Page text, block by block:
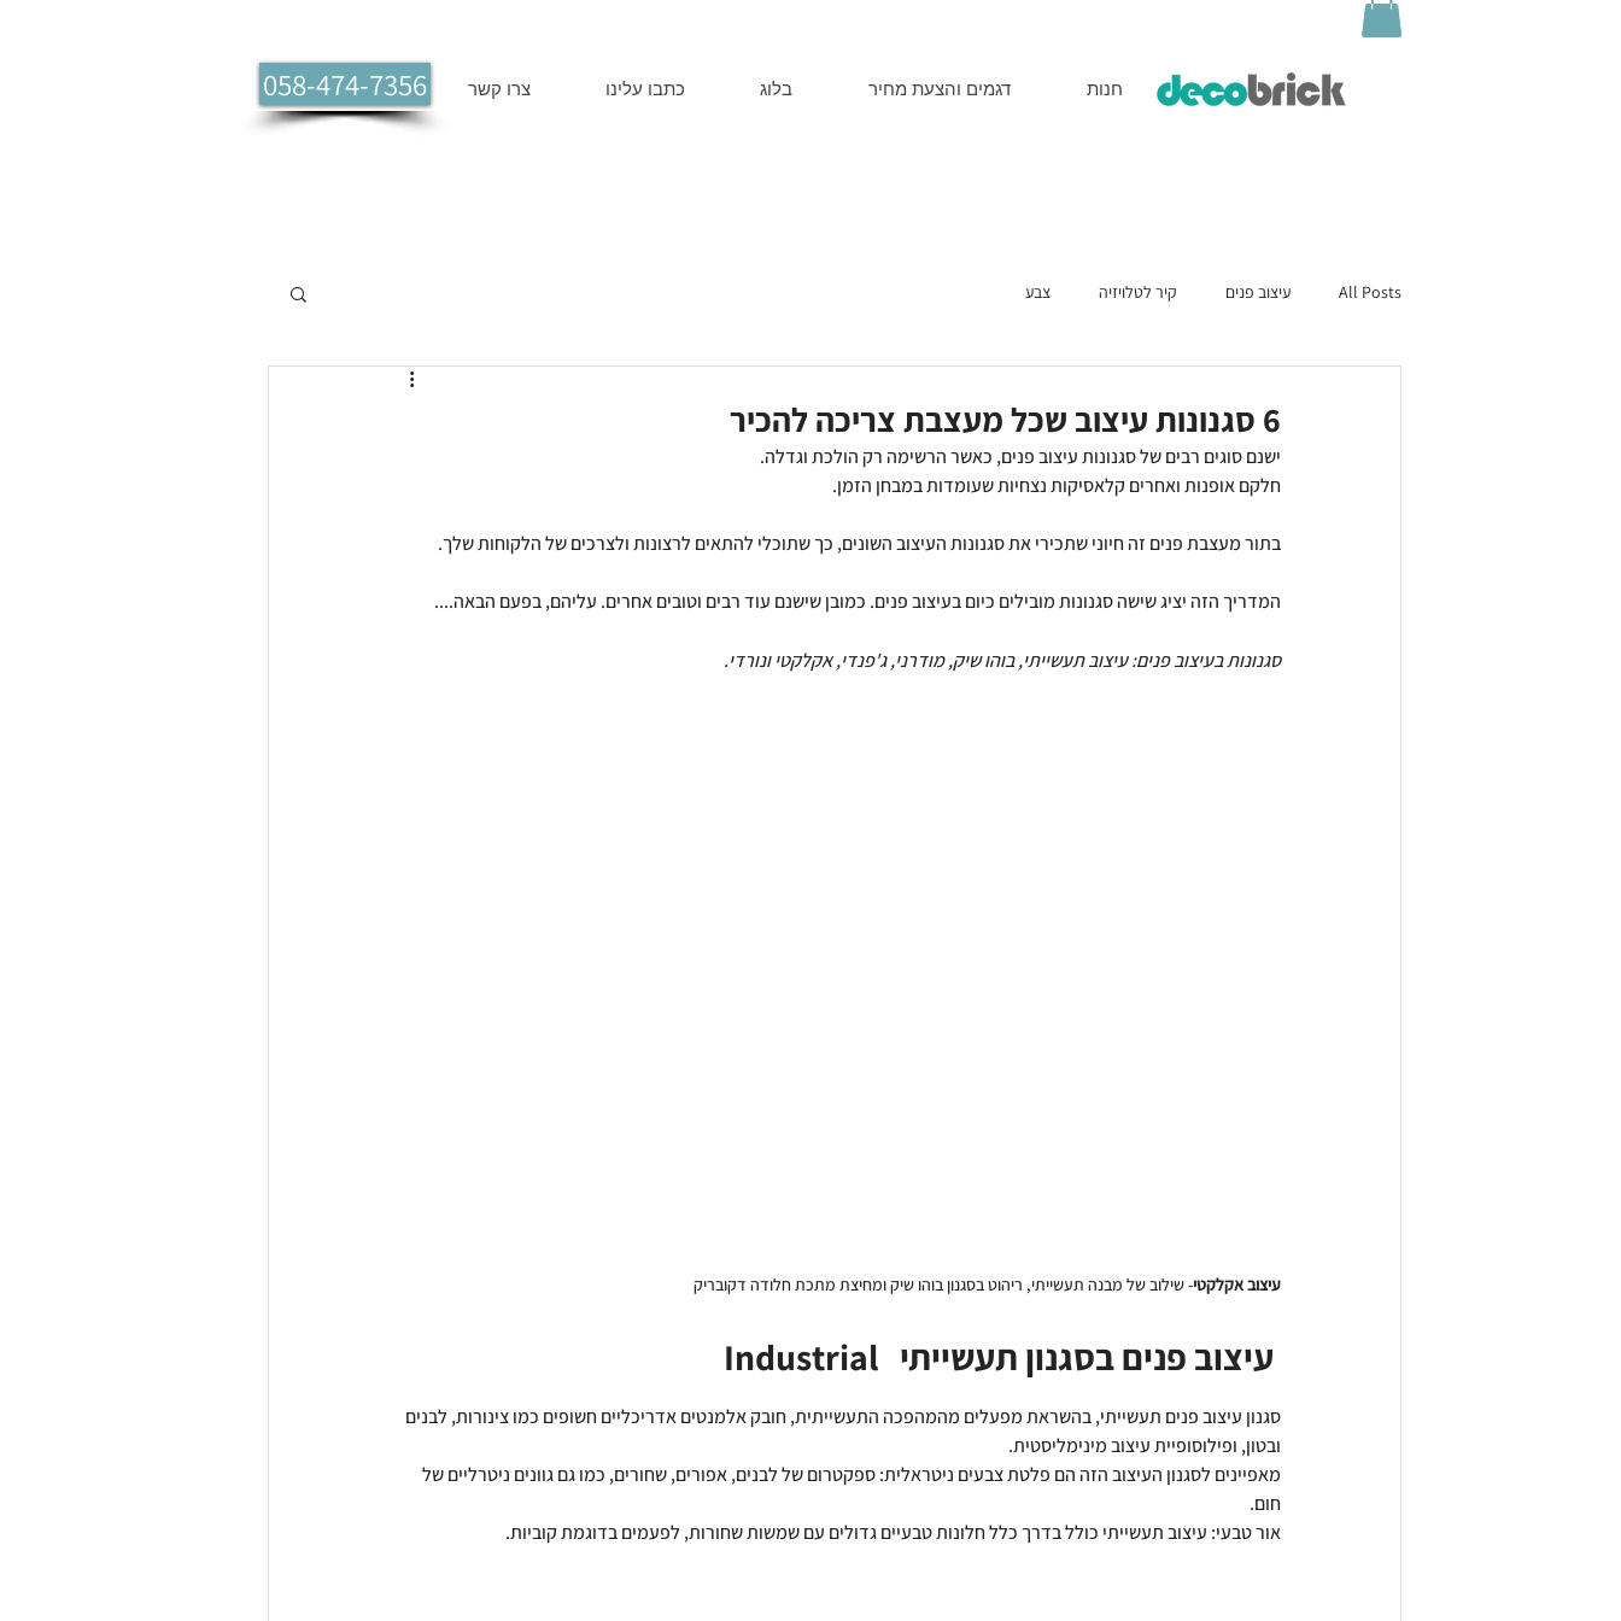
חנות דגמים והצעת מחיר בלוג כתבו עלינו צרו קשר 058-474-7356
All Posts עיצוב פנים קיר לטלויזיה צבע
6 סגנונות עיצוב שכל מעצבת צריכה להכיר
ישנם סוגים רבים של סגנונות עיצוב פנים, כאשר הרשימה רק הולכת וגדלה.
חלקם אופנות ואחרים קלאסיקות נצחיות שעומדות במבחן הזמן.
בתור מעצבת פנים זה חיוני שתכירי את סגנונות העיצוב השונים, כך שתוכלי להתאים לרצונות ולצרכים של הלקוחות שלך.
המדריך הזה יציג שישה סגנונות מובילים כיום בעיצוב פנים. כמובן שישנם עוד רבים וטובים אחרים. עליהם, בפעם הבאה....
סגנונות בעיצוב פנים: עיצוב תעשייתי, בוהו שיק, מודרני, ג'פנדי, אקלקטי ונורדי.
עיצוב אקלקטי- שילוב של מבנה תעשייתי, ריהוט בסגנון בוהו שיק ומחיצת מתכת חלודה דקובריק
  Industrial
סגנון עיצוב פנים תעשייתי, בהשראת מפעלים מהמהפכה התעשייתית, חובק אלמנטים אדריכליים חשופים כמו צינורות, לבנים
ובטון, ופילוסופיית עיצוב מינימליסטית.
מאפיינים לסגנון העיצוב הזה הם פלטת צבעים ניטראלית: ספקטרום של לבנים, אפורים, שחורים, כמו גם גוונים ניטרליים של
חום.
אור טבעי: עיצוב תעשייתי כולל בדרך כלל חלונות טבעיים גדולים עם שמשות שחורות, לפעמים בדוגמת קוביות.